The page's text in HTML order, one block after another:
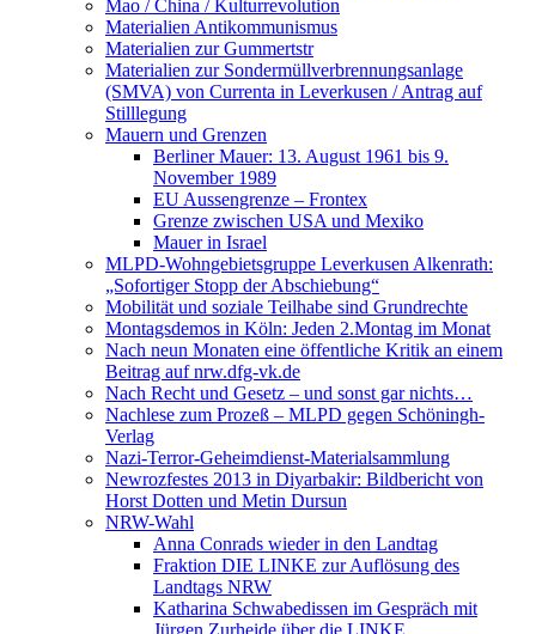
Mao / China / Kulturrevolution
Materialien Antikommunismus
Materialien zur Gummertstr
Materialien zur Sondermüllverbrennungsanlage
(SMVA) von Currenta in Leverkusen / Antrag auf
Stilllegung
Mauern und Grenzen
Berliner Mauer: 13. August 1961 bis 9.
November 1989
EU Aussengrenze – Frontex
Grenze zwischen USA und Mexiko
Mauer in Israel
MLPD-Wohngebietsgruppe Leverkusen Alkenrath:
„Sofortiger Stopp der Abschiebung“
Mobilität und soziale Teilhabe sind Grundrechte
Montagsdemos in Köln: Jeden 2.Montag im Monat
Nach neun Monaten eine öffentliche Kritik an einem
Beitrag auf nrw.dfg-vk.de
Nach Recht und Gesetz – und sonst gar nichts…
Nachlese zum Prozeß – MLPD gegen Schöningh-
Verlag
Nazi-Terror-Geheimdienst-Materialsammlung
Newrozfestes 2013 in Diyarbakir: Bildbericht von
Horst Dotten und Metin Dursun
NRW-Wahl
Anna Conrads wieder in den Landtag
Fraktion DIE LINKE zur Auflösung des
Landtags NRW
Katharina Schwabedissen im Gespräch mit
Jürgen Zurheide über die LINKE